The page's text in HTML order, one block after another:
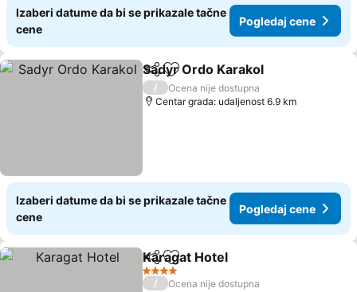
Izaberi datume da bi se prikazale tačne
cene
Pogledaj cene
Deli Dodati u favorite
Sadyr Ordo Karakol
/
Ocena nije dostupna
Centar grada: udaljenost 6.9 km
Izaberi datume da bi se prikazale tačne
cene
Pogledaj cene
Deli Dodati u favorite
Karagat Hotel
4 Zvezdice
/
Ocena nije dostupna